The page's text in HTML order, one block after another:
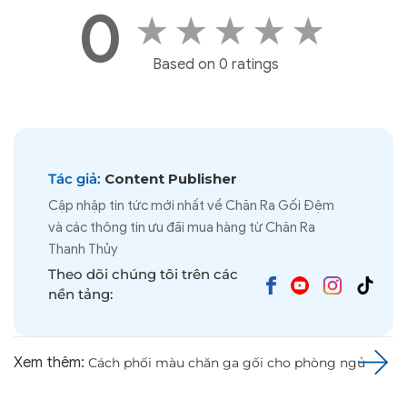
0 ★ ★ ★ ★ ★
Based on 0 ratings
Tác giả: Content Publisher
Cập nhập tin tức mới nhất về Chăn Ra Gối Đệm
và các thông tin ưu đãi mua hàng từ Chăn Ra
Thanh Thủy
Theo dõi chúng tôi trên các
nền tảng:
Xem thêm: Cách phối màu chăn ga gối cho phòng ngủ